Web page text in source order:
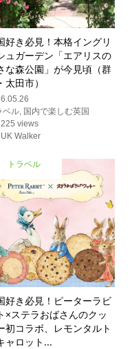
好き必見！本格イングリ
ュガーデン「エアリスの
な森公園」が今見頃（群
太田市）
ベル, 国内で楽しむ英国
225 views
UK Walker
トラベル
好き必見！ピーターラビ
×ステラおばさんのクッ
初コラボ、レモンタルト
ャロット...